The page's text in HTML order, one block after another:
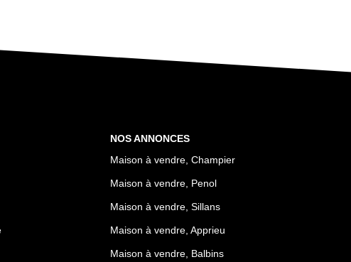
NOS ANNONCES
Maison à vendre, Champier
Maison à vendre, Penol
Maison à vendre, Sillans
Maison à vendre, Apprieu
Maison à vendre, Balbins